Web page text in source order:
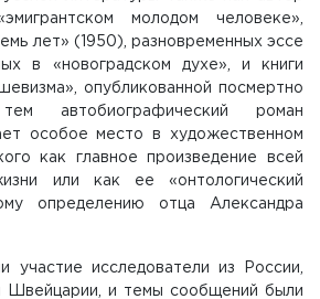
молодом человеке»,
лет» (1950), разновременных эссе
в «новоградском духе», и книги
опубликованной посмертно
автобиографический роман
особое место в художественном
как главное произведение всей
или как ее «онтологический
определению отца Александра
участие исследователи из России,
Швейцарии, и темы сообщений были